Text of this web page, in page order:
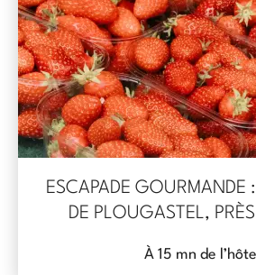
ESCAPADE GOURMANDE
DE PLOUGASTEL, PRÈS
À 15 mn de l’hôtel